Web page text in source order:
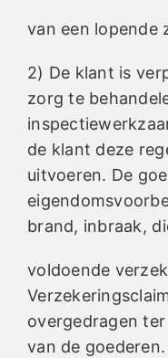
van een lopende
2) De klant is
zorg te
de klant deze
uitvoeren. De
brand, inbraak,
voldoende
overgedragen
van de goederen.